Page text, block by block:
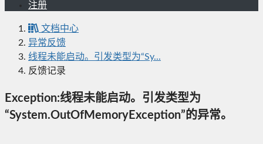
注册
文档中心
异常反馈
线程未能启动。引发类型为“Sy...
反馈记录
Exception:线程未能启动。引发类型为
“System.OutOfMemoryException”的异常。